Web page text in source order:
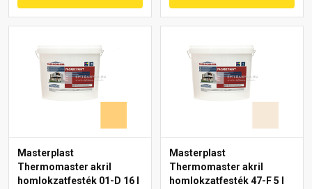
Masterplast
Thermomaster akril
homlokzatfesték 01-D 16 l
Masterplast
Thermomaster akril
homlokzatfesték 47-F 5 l